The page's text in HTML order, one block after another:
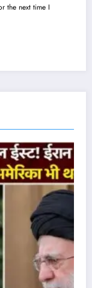
the next time I